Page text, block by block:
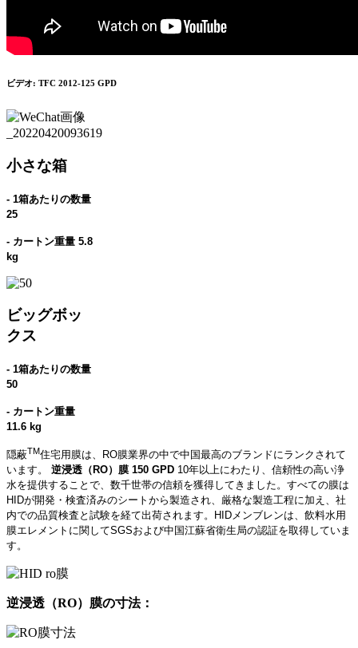
ビデオ: TFC 2012-125 GPD
小さな箱
- 1箱あたりの数量
25
- カートン重量 5.8
kg
ビッグボッ
クス
- 1箱あたりの数量
50
- カートン重量
11.6 kg
隠蔽TM住宅用膜は、RO膜業界の中で中国最高のブランドにランクされて
います。 逆浸透（RO）膜 150 GPD 10年以上にわたり、信頼性の高い浄
水を提供することで、数千世帯の信頼を獲得してきました。すべての膜は
HIDが開発・検査済みのシートから製造され、厳格な製造工程に加え、社
内での品質検査と試験を経て出荷されます。HIDメンブレンは、飲料水用
膜エレメントに関してSGSおよび中国江蘇省衛生局の認証を取得していま
す。
逆浸透（RO）膜の寸法：